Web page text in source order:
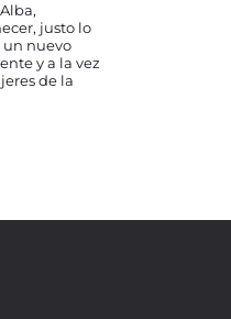
justo lo
un nuevo
y a la vez
de la